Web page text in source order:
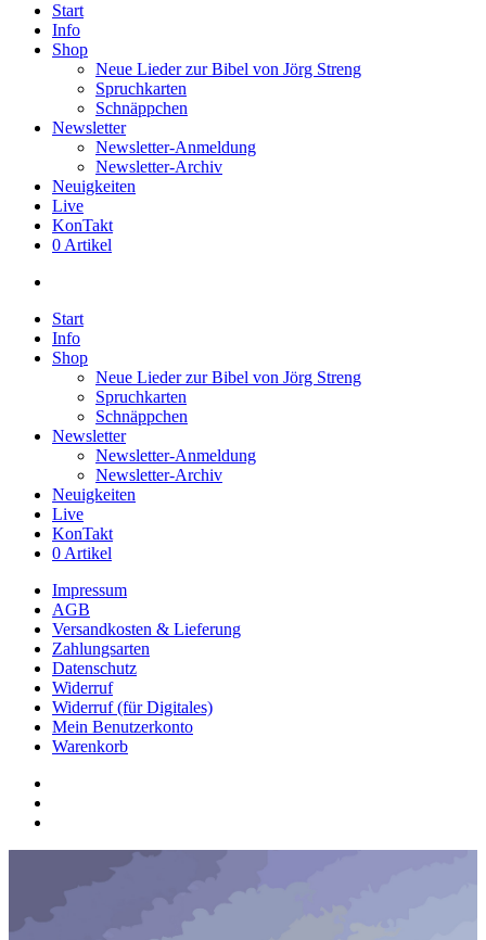
Start
Info
Shop
Neue Lieder zur Bibel von Jörg Streng
Spruchkarten
Schnäppchen
Newsletter
Newsletter-Anmeldung
Newsletter-Archiv
Neuigkeiten
Live
KonTakt
0 Artikel
Start
Info
Shop
Neue Lieder zur Bibel von Jörg Streng
Spruchkarten
Schnäppchen
Newsletter
Newsletter-Anmeldung
Newsletter-Archiv
Neuigkeiten
Live
KonTakt
0 Artikel
Impressum
AGB
Versandkosten & Lieferung
Zahlungsarten
Datenschutz
Widerruf
Widerruf (für Digitales)
Mein Benutzerkonto
Warenkorb